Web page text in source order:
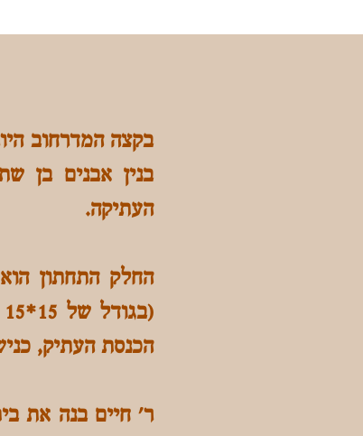
בקצה המדרחוב
בנין אבנים בן
העתיקה.
החלק התחתון
הכנסת העתיק,